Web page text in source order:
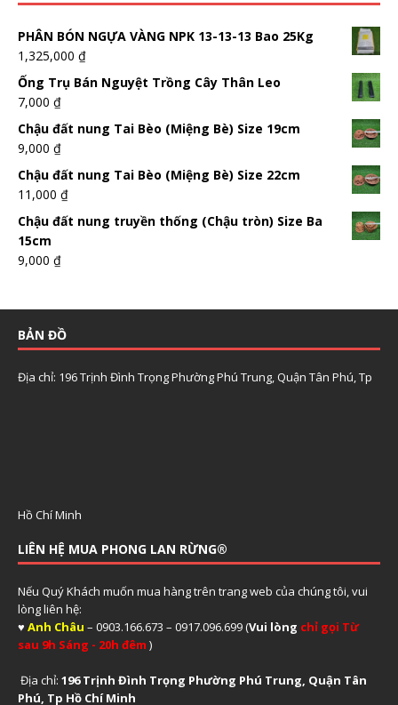
PHÂN BÓN NGỰA VÀNG NPK 13-13-13 Bao 25Kg
1,325,000 ₫
Ống Trụ Bán Nguyệt Trồng Cây Thân Leo
7,000 ₫
Chậu đất nung Tai Bèo (Miệng Bè) Size 19cm
9,000 ₫
Chậu đất nung Tai Bèo (Miệng Bè) Size 22cm
11,000 ₫
Chậu đất nung truyền thống (Chậu tròn) Size Ba
15cm
9,000 ₫
BẢN ĐỒ
Địa chỉ: 196 Trịnh Đình Trọng Phường Phú Trung, Quận Tân Phú, Tp
Hồ Chí Minh
LIÊN HỆ MUA PHONG LAN RỪNG®
Nếu Quý Khách muốn mua hàng trên trang web của chúng tôi, vui
lòng liên hệ:
♥ Anh Châu – 0903.166.673 – 0917.096.699 (Vui lòng chỉ gọi Từ
sau 9h Sáng - 20h đêm )
Địa chỉ: 196 Trịnh Đình Trọng Phường Phú Trung, Quận Tân
Phú, Tp Hồ Chí Minh